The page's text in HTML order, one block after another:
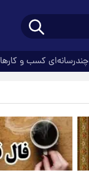
چندرسانه‌ای کسب و کارها